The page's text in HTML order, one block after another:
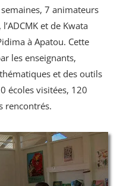
7 animateurs
l’ADCMK et de Kwata
à Apatou. Cette
les enseignants,
et des outils
écoles visitées, 120
rencontrés.